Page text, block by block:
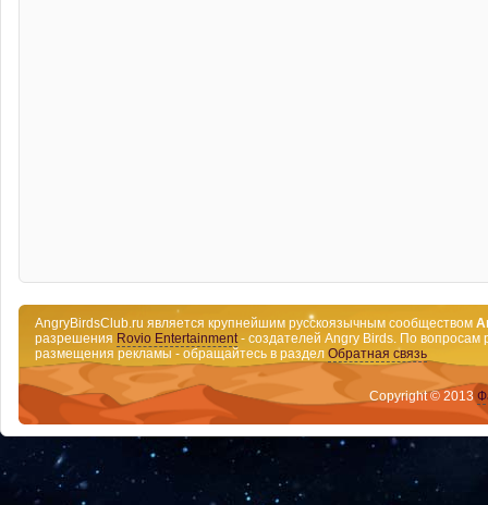
AngryBirdsClub.ru является крупнейшим русскоязычным сообществом
разрешения Rovio Entertainment- создателей Angry Birds. По вопросам
размещения рекламы - обращайтесь в раздел Обратная связь
Copyright © 2013